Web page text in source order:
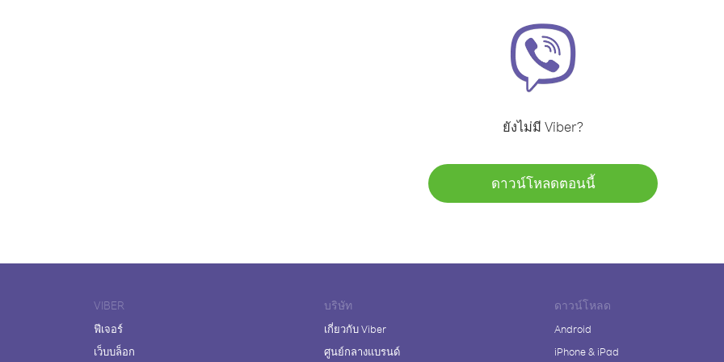
ยังไม่มี Viber?
ดาวน์โหลดตอนนี้
VIBER
ฟีเจอร์
เว็บบล็อก
บริษัท
เกี่ยวกับ Viber
ศูนย์กลางแบรนด์
ดาวน์โหลด
Android
iPhone & iPad